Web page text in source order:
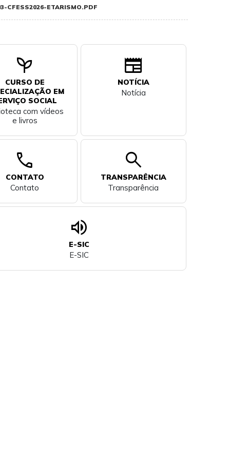
CFESS2026-ETARISMO.PDF
psychiatry
CURSO DE
EM
SOCIAL
com vídeos
e livros
newspaper
NOTÍCIA
Notícia
call
CONTATO
Contato
search
TRANSPARÊNCIA
Transparência
volume_up
E-SIC
E-SIC